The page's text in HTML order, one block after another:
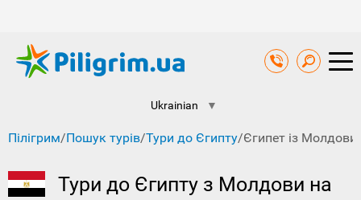
Ukrainian ▼
Пілігрим/Пошук турів/Тури до Єгипту/Єгипет із Молдови
Тури до Єгипту з Молдови на